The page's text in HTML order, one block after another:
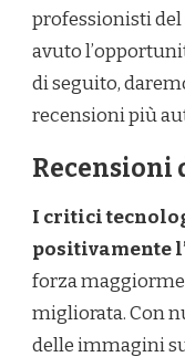
professionisti
avuto
di seguito,
recensioni più
Recensioni
I critici
positivamente
forza
migliorata. Con
delle immagini